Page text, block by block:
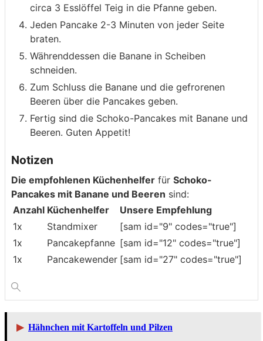
circa 3 Esslöffel Teig in die Pfanne geben.
Jeden Pancake 2-3 Minuten von jeder Seite
braten.
Währenddessen die Banane in Scheiben
schneiden.
Zum Schluss die Banane und die gefrorenen
Beeren über die Pancakes geben.
Fertig sind die Schoko-Pancakes mit Banane und
Beeren. Guten Appetit!
Notizen
Die empfohlenen Küchenhelfer für Schoko-
Pancakes mit Banane und Beeren sind:
Anzahl Küchenhelfer
Unsere Empfehlung
1x
Standmixer
[sam id="9" codes="true"]
1x
Pancakepfanne [sam id="12" codes="true"]
1x
Pancakewender [sam id="27" codes="true"]
▶ Hähnchen mit Kartoffeln und Pilzen